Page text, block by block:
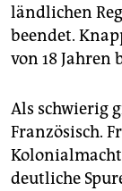
ländlichen
beendet.
von 18 Jahren
Als schwierig
Französisch.
deutliche